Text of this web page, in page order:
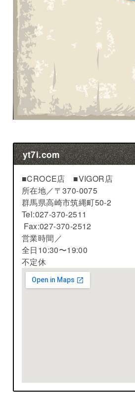
yt7i.com
■CROCE店 ■VIGOR店
所在地／〒370-0075
群馬県高崎市筑縄町50-2
Tel:027-370-2511
Fax:027-370-2512
営業時間／
全日10:30〜19:00
不定休